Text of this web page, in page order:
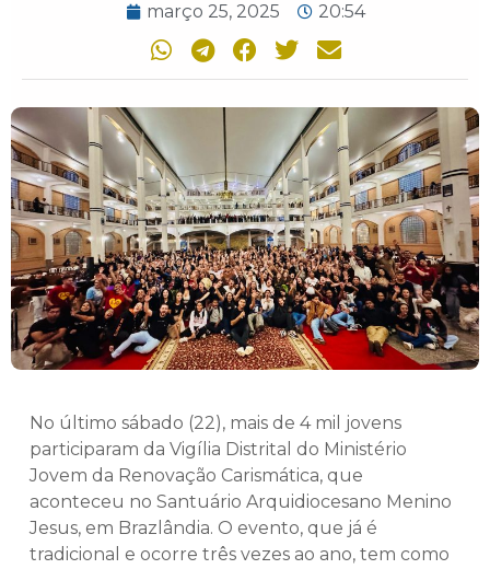
março 25, 2025 20:54
No último sábado (22), mais de 4 mil jovens
participaram da Vigília Distrital do Ministério
Jovem da Renovação Carismática, que
aconteceu no Santuário Arquidiocesano Menino
Jesus, em Brazlândia. O evento, que já é
tradicional e ocorre três vezes ao ano, tem como